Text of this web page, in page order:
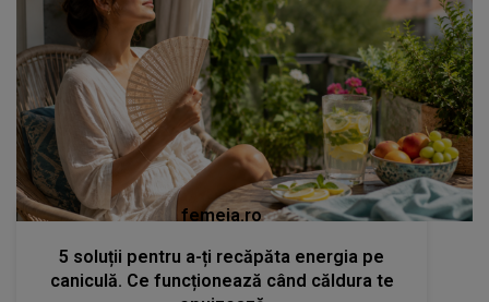
femeia.ro
5 soluții pentru a-ți recăpăta energia pe
caniculă. Ce funcționează când căldura te